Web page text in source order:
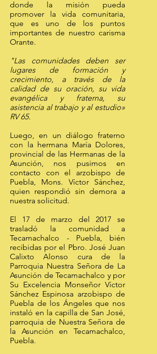
donde la misión pueda
promover la vida comunitaria,
que es uno de los puntos
importantes de nuestro carisma
Orante.
"Las comunidades deben ser
lugares de formación y
crecimiento, a través de la
calidad de su oración, su vida
evangélica y fraterna, su
asistencia al trabajo y al estudio»
RV 65.
Luego, en un diálogo fraterno
con la hermana María Dolores,
provincial de las Hermanas de la
Asunción, nos pusimos en
contacto con el arzobispo de
Puebla, Mons. Víctor Sánchez,
quien respondió sin demora a
nuestra solicitud.
El 17 de marzo del 2017 se
trasladó la comunidad a
Tecamachalco - Puebla, bién
recibidas por el Pbro. José Juan
Calixto Alonso cura de la
Parroquia Nuestra Señora de La
Asunción de Tecamachalco y por
Su Excelencia Monseñor Víctor
Sánchez Espinosa arzobispo de
Puebla de los Ángeles que nos
instaló en la capilla de San José,
parroquia de Nuestra Señora de
la Asunción en Tecamachalco,
Puebla.